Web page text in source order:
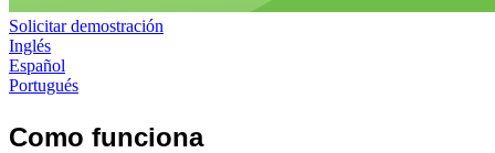
Solicitar demostración
Inglés
Español
Portugués
Como funciona